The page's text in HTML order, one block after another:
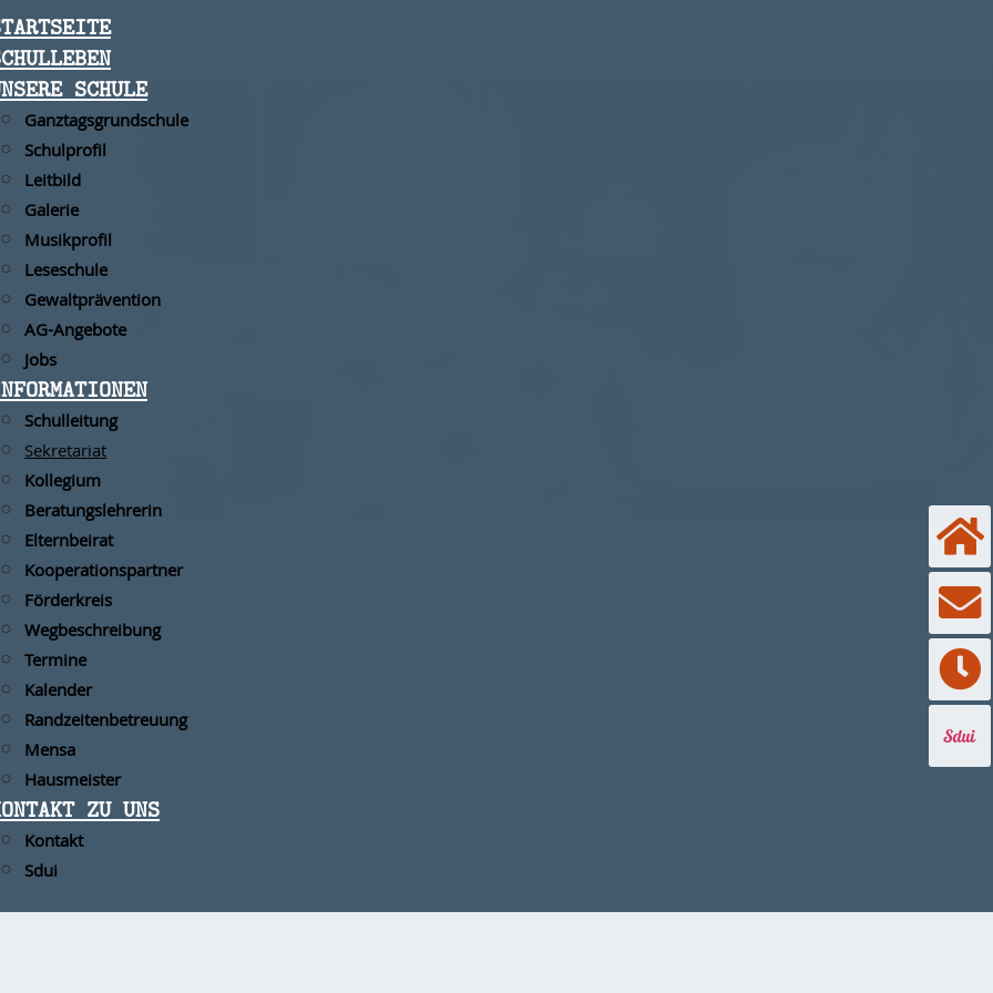
SCHULE
Ganztagsgrundschule
Schulprofil
Leitbild
Galerie
Musikprofil
Leseschule
Gewaltprävention
AG-Angebote
Jobs
Schulleitung
Sekretariat
Kollegium
Beratungslehrerin
Elternbeirat
Kooperationspartner
Förderkreis
Wegbeschreibung
Termine
Kalender
Randzeitenbetreuung
Mensa
Hausmeister
ZU UNS
Kontakt
Sdui